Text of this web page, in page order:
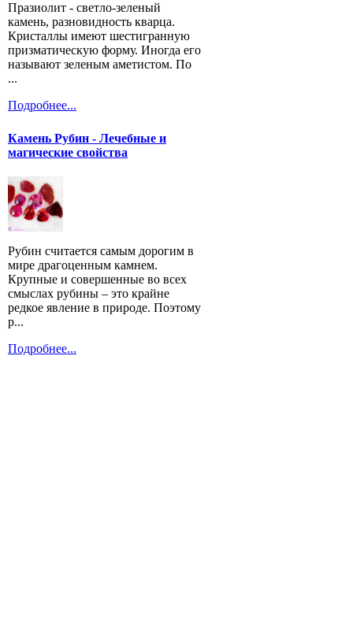
Празиолит - светло-зеленый
камень, разновидность кварца.
Кристаллы имеют шестигранную
призматическую форму. Иногда его
называют зеленым аметистом. По
...
Подробнее...
Камень Рубин - Лечебные и
магические свойства
Рубин считается самым дорогим в
мире драгоценным камнем.
Крупные и совершенные во всех
смыслах рубины – это крайне
редкое явление в природе. Поэтому
р...
Подробнее...